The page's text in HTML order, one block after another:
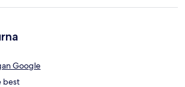
Google
best